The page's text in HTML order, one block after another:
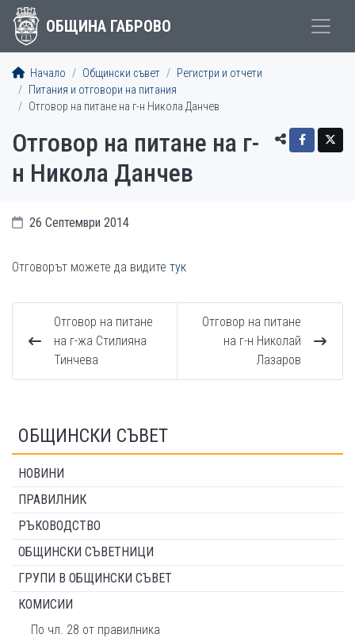
ОБЩИНА ГАБРОВО
Начало Общински съвет
Регистри и отчети
Питания и отговори на питания
Отговор на питане на г-н Никола Данчев
Отговор на питане на г-
н Никола Данчев
26 Септември 2014
Отговорът можете да видите тук
Отговор на питане
на г-жа Стилияна
Тинчева
Отговор на питане
на г-н Николай
Лазаров
ОБЩИНСКИ СЪВЕТ
НОВИНИ
ПРАВИЛНИК
РЪКОВОДСТВО
ОБЩИНСКИ СЪВЕТНИЦИ
ГРУПИ В ОБЩИНСКИ СЪВЕТ
КОМИСИИ
По чл. 28 от правилника